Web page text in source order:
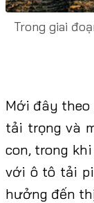
Trong giai
Mới đây theo
tải trọng và
con, trong
với ô tô tải
hưởng đến